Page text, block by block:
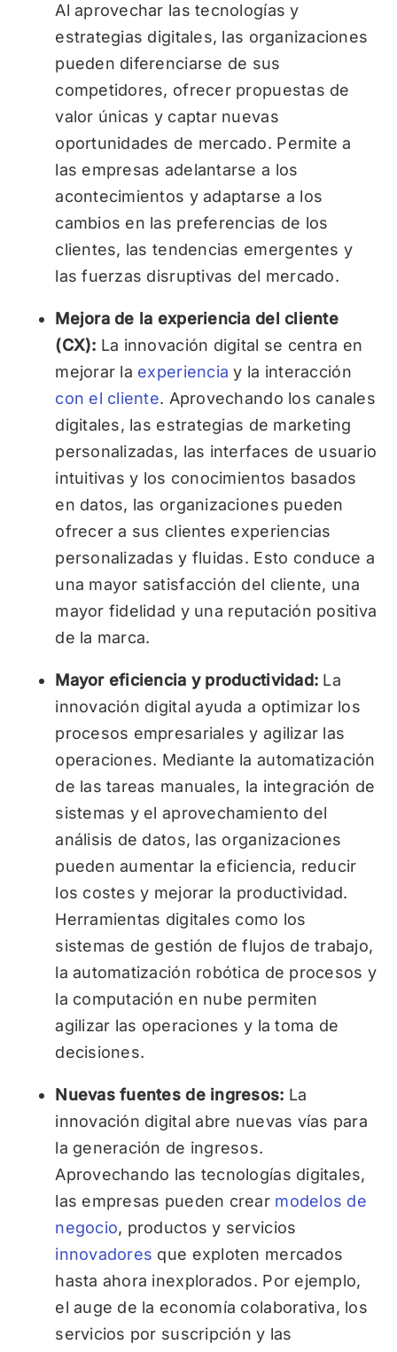
Al aprovechar las tecnologías y
estrategias digitales, las organizaciones
pueden diferenciarse de sus
competidores, ofrecer propuestas de
valor únicas y captar nuevas
oportunidades de mercado. Permite a
las empresas adelantarse a los
acontecimientos y adaptarse a los
cambios en las preferencias de los
clientes, las tendencias emergentes y
las fuerzas disruptivas del mercado.
Mejora de la experiencia del cliente
(CX): La innovación digital se centra en
mejorar la experiencia y la interacción
con el cliente. Aprovechando los canales
digitales, las estrategias de marketing
personalizadas, las interfaces de usuario
intuitivas y los conocimientos basados
en datos, las organizaciones pueden
ofrecer a sus clientes experiencias
personalizadas y fluidas. Esto conduce a
una mayor satisfacción del cliente, una
mayor fidelidad y una reputación positiva
de la marca.
Mayor eficiencia y productividad: La
innovación digital ayuda a optimizar los
procesos empresariales y agilizar las
operaciones. Mediante la automatización
de las tareas manuales, la integración de
sistemas y el aprovechamiento del
análisis de datos, las organizaciones
pueden aumentar la eficiencia, reducir
los costes y mejorar la productividad.
Herramientas digitales como los
sistemas de gestión de flujos de trabajo,
la automatización robótica de procesos y
la computación en nube permiten
agilizar las operaciones y la toma de
decisiones.
Nuevas fuentes de ingresos: La
innovación digital abre nuevas vías para
la generación de ingresos.
Aprovechando las tecnologías digitales,
las empresas pueden crear modelos de
negocio, productos y servicios
innovadores que exploten mercados
hasta ahora inexplorados. Por ejemplo,
el auge de la economía colaborativa, los
servicios por suscripción y las